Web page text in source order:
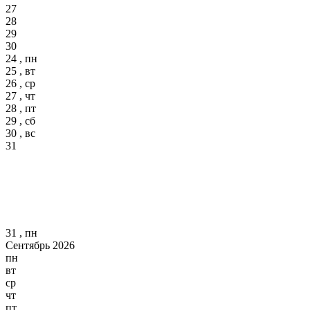
27
28
29
30
24 , пн
25 , вт
26 , ср
27 , чт
28 , пт
29 , сб
30 , вс
31
31 , пн
Сентябрь 2026
пн
вт
ср
чт
пт